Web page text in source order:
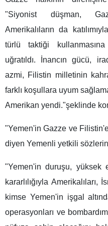
"Siyonist düşman,
Amerikalıların da
türlü taktiği
uğratıldı. İnancın gücü,
azmi, Filistin milletinin
farklı koşullara uyum
Amerikan yendi."şeklinde
"Yemen'in Gazze ve
diyen Yemenli yetkili
"Yemen'in duruşu, yüksek
kararlılığıyla Amerikalıları,
kimse Yemen'in işgal
operasyonları ve